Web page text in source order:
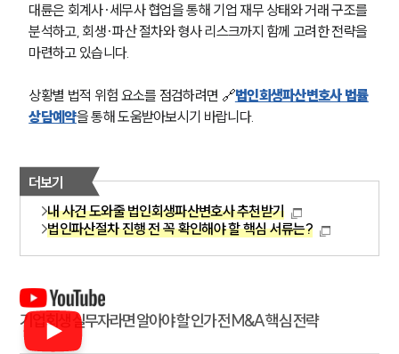
대륜은 회계사·세무사 협업을 통해 기업 재무 상태와 거래 구조를
분석하고, 회생·파산 절차와 형사 리스크까지 함께 고려한 전략을
마련하고 있습니다.
상황별 법적 위험 요소를 점검하려면 🔗법인회생파산변호사 법률
상담예약을 통해 도움받아보시기 바랍니다.
더보기
내 사건 도와줄 법인회생파산변호사 추천받기
법인파산절차 진행 전 꼭 확인해야 할 핵심 서류는?
기업회생 실무자라면 알아야 할 인가 전 M&A 핵심 전략